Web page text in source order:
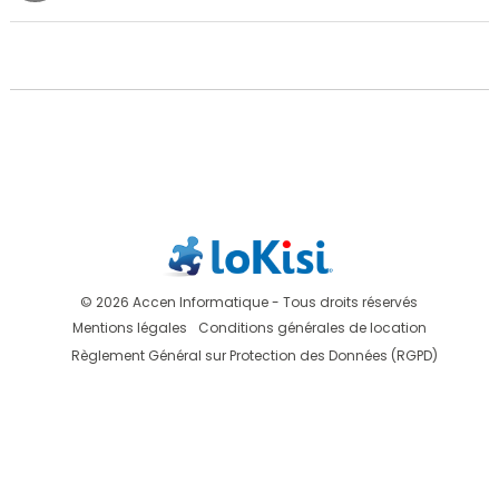
© 2026 Accen Informatique - Tous droits réservés
Mentions légales
Conditions générales de location
Règlement Général sur Protection des Données (RGPD)